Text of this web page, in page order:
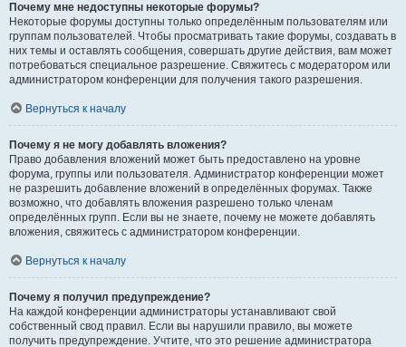
Почему мне недоступны некоторые форумы?
Некоторые форумы доступны только определённым пользователям или
группам пользователей. Чтобы просматривать такие форумы, создавать в
них темы и оставлять сообщения, совершать другие действия, вам может
потребоваться специальное разрешение. Свяжитесь с модератором или
администратором конференции для получения такого разрешения.
Вернуться к началу
Почему я не могу добавлять вложения?
Право добавления вложений может быть предоставлено на уровне
форума, группы или пользователя. Администратор конференции может
не разрешить добавление вложений в определённых форумах. Также
возможно, что добавлять вложения разрешено только членам
определённых групп. Если вы не знаете, почему не можете добавлять
вложения, свяжитесь с администратором конференции.
Вернуться к началу
Почему я получил предупреждение?
На каждой конференции администраторы устанавливают свой
собственный свод правил. Если вы нарушили правило, вы можете
получить предупреждение. Учтите, что это решение администратора